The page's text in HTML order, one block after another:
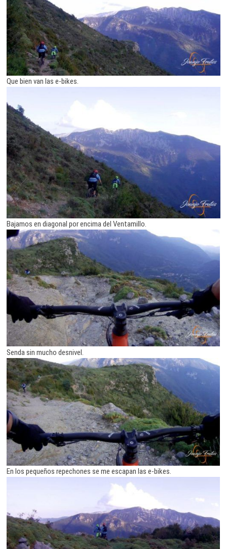
Que bien van las e-bikes.
Bajamos en diagonal por encima del Ventamillo.
Senda sin mucho desnivel.
En los pequeños repechones se me escapan las e-bikes.